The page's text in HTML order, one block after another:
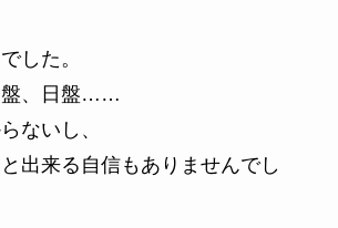
した。
盤、日盤……
ないし、
出来る自信もありませんでし